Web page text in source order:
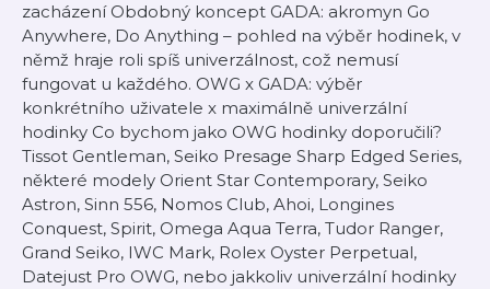
zacházení Obdobný koncept GADA: akromyn Go
Anywhere, Do Anything – pohled na výběr hodinek, v
němž hraje roli spíš univerzálnost, což nemusí
fungovat u každého. OWG x GADA: výběr
konkrétního uživatele x maximálně univerzální
hodinky Co bychom jako OWG hodinky doporučili?
Tissot Gentleman, Seiko Presage Sharp Edged Series,
některé modely Orient Star Contemporary, Seiko
Astron, Sinn 556, Nomos Club, Ahoi, Longines
Conquest, Spirit, Omega Aqua Terra, Tudor Ranger,
Grand Seiko, IWC Mark, Rolex Oyster Perpetual,
Datejust Pro OWG, nebo jakkoliv univerzální hodinky